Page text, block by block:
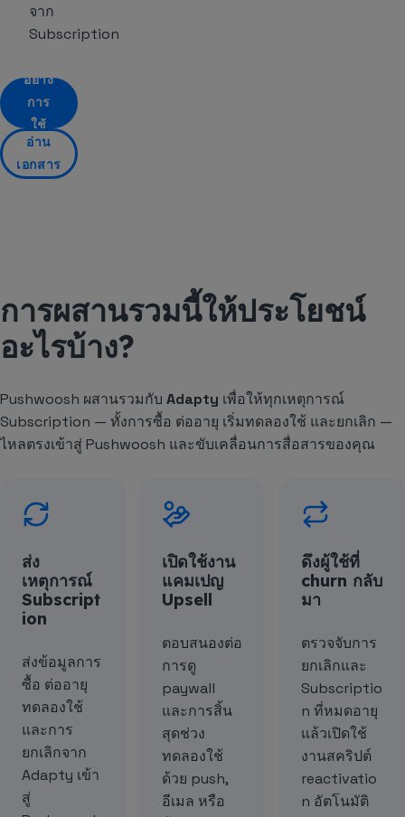
จาก
Subscription
อย่าง
การ
ใช้
งาน
อ่าน
เอกสาร
การผสานรวมนี้ให้ประโยชน์
อะไรบ้าง?
Pushwoosh ผสานรวมกับ Adapty เพื่อให้ทุกเหตุการณ์
Subscription — ทั้งการซื้อ ต่ออายุ เริ่มทดลองใช้ และยกเลิก —
ไหลตรงเข้าสู่ Pushwoosh และขับเคลื่อนการสื่อสารของคุณ
ส่ง
เหตุการณ์
Subscript
ion
ส่งข้อมูลการ
ซื้อ ต่ออายุ
ทดลองใช้
และการ
ยกเลิกจาก
Adapty เข้า
สู่
เปิดใช้งาน
แคมเปญ
Upsell
ตอบสนองต่อ
การดู
paywall
และการสิ้น
สุดช่วง
ทดลองใช้
ด้วย push,
อีเมล หรือ
ดึงผู้ใช้ที่
churn กลับ
มา
ตรวจจับการ
ยกเลิกและ
Subscriptio
n ที่หมดอายุ
แล้วเปิดใช้
งานสคริปต์
reactivatio
n อัตโนมัติ